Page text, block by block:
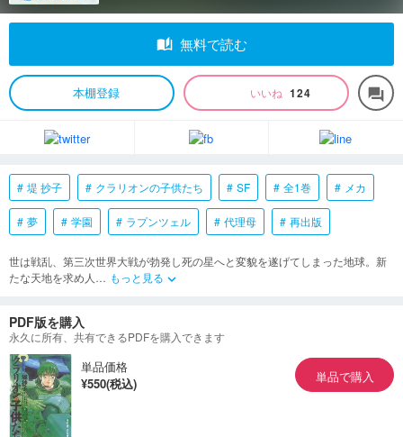
auto_stories 無料で読む
本棚登録 いいね 124 forum
堤 抄子 クラリオンの子供たち SF 全1巻 メカ
夢 学園 ラプンツェル 代理母 再出版
世は戦乱、第三次世界大戦が勃発し死の星へと変貌を遂げてしまった地球。新
たな天地を求め人 … もっと見る keyboard_arrow_down
PDF版を購入
永久に所有、共有できるPDFを購入できます
単品価格
¥550(税込)
単品で購入